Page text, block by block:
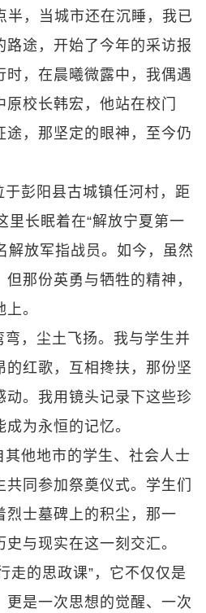
半，当城市还在沉睡，我已
路途，开始了今年的采访报
时，在晨曦微露中，我偶遇
原校长韩宏，他站在校门
途，那坚定的眼神，至今仍
彭阳县古城镇任河村，距
里长眠着在“解放宁夏第一
解放军指战员。如今，虽然
那份英勇与牺牲的精神，
。
，尘土飞扬。我与学生并
的红歌，互相搀扶，那份坚
动。我用镜头记录下这些珍
为永恒的记忆。
他地市的学生、社会人士
同参加祭奠仪式。学生们
烈士墓碑上的积尘，那一
与现实在这一刻交汇。
走的思政课”，它不仅仅是
更是一次思想的觉醒、一次